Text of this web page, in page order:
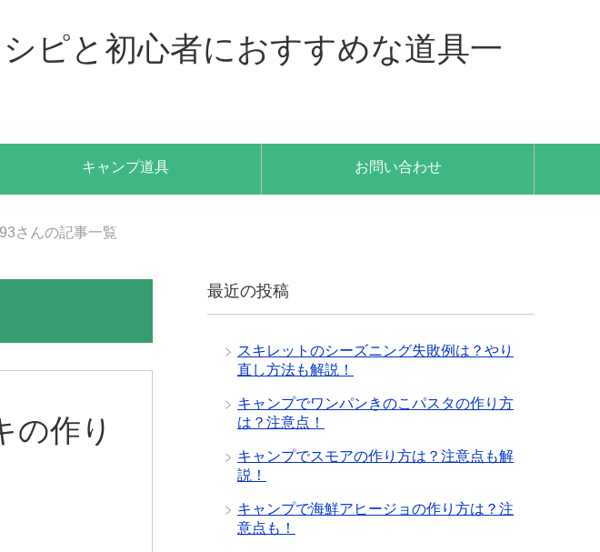
ピと初心者におすすめな道具一
キャンプ道具 お問い合わせ
93さんの記事一覧
の作り
最近の投稿
スキレットのシーズニング失敗例は？やり
直し方法も解説！
キャンプでワンパンきのこパスタの作り方
は？注意点！
キャンプでスモアの作り方は？注意点も解
説！
キャンプで海鮮アヒージョの作り方は？注
意点も！